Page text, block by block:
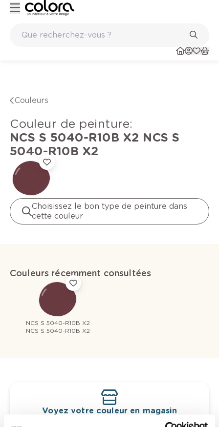
Couleurs
Couleur de peinture:
NCS S 5040-R10B X2 NCS S
5040-R10B X2
Choisissez le bon type de peinture dans
cette couleur
Couleurs récemment consultées
NCS S 5040-R10B X2
NCS S 5040-R10B X2
Voyez votre couleur en magasin
Découvrez des échantillons de votre